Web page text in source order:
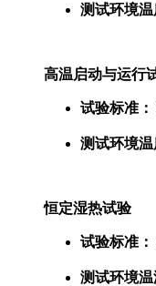
测试环境温
高温启动与运行
试验标准：
测试环境温
恒定湿热试验
试验标准：
测试环境温